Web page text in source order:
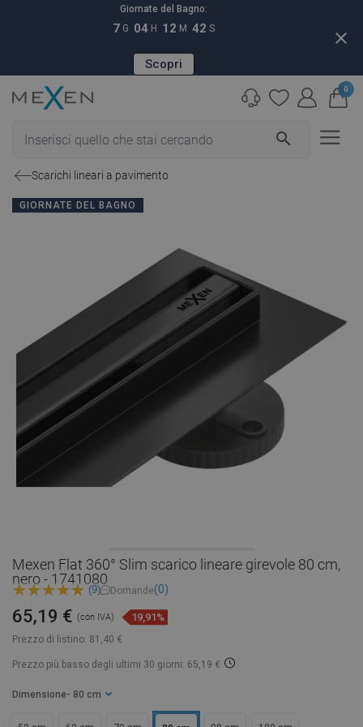
Giornate del Bagno:
7 G 04 H 12 M 41 S
Scopri
close
search
0
Scarichi lineari a pavimento
GIORNATE DEL BAGNO
Mexen Flat 360° Slim scarico lineare girevole 80 cm,
nero - 1741080
(9) Domande(0)
Prezzo di listino: 81,40 €
65,19 € (con IVA) 19,91%
Prezzo più basso degli ultimi 30 giorni: 65,19 €
Dimensione - 80 cm